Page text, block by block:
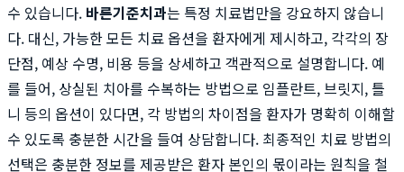
수 있습니다. 바른기준치과는 특정 치료법만을 강요하지 않습니
다. 대신, 가능한 모든 치료 옵션을 환자에게 제시하고, 각각의 장
단점, 예상 수명, 비용 등을 상세하고 객관적으로 설명합니다. 예
를 들어, 상실된 치아를 수복하는 방법으로 임플란트, 브릿지, 틀
니 등의 옵션이 있다면, 각 방법의 차이점을 환자가 명확히 이해할
수 있도록 충분한 시간을 들여 상담합니다. 최종적인 치료 방법의
선택은 충분한 정보를 제공받은 환자 본인의 몫이라는 원칙을 철